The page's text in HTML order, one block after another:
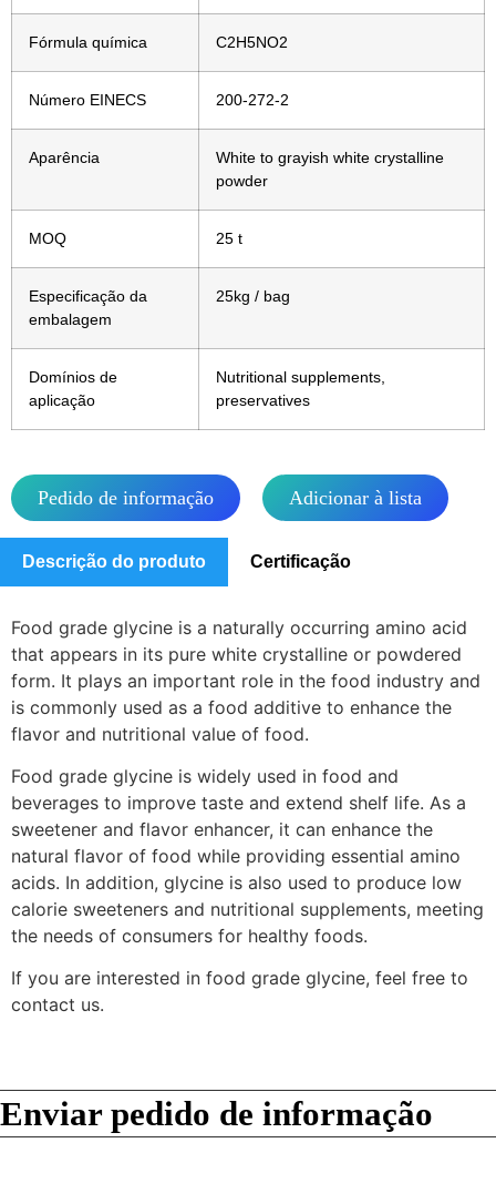
Fórmula química C2H5NO2
Número EINECS 200-272-2
Aparência
White to grayish white crystalline
powder
MOQ 25 t
Especificação da
embalagem
25kg / bag
Domínios de
aplicação
Nutritional supplements,
preservatives
Pedido de informação Adicionar à lista
Descrição do produto Certificação
Food grade glycine is a naturally occurring amino acid
that appears in its pure white crystalline or powdered
form. It plays an important role in the food industry and
is commonly used as a food additive to enhance the
flavor and nutritional value of food.
Food grade glycine is widely used in food and
beverages to improve taste and extend shelf life. As a
sweetener and flavor enhancer, it can enhance the
natural flavor of food while providing essential amino
acids. In addition, glycine is also used to produce low
calorie sweeteners and nutritional supplements, meeting
the needs of consumers for healthy foods.
If you are interested in food grade glycine, feel free to
contact us.
Enviar pedido de informação